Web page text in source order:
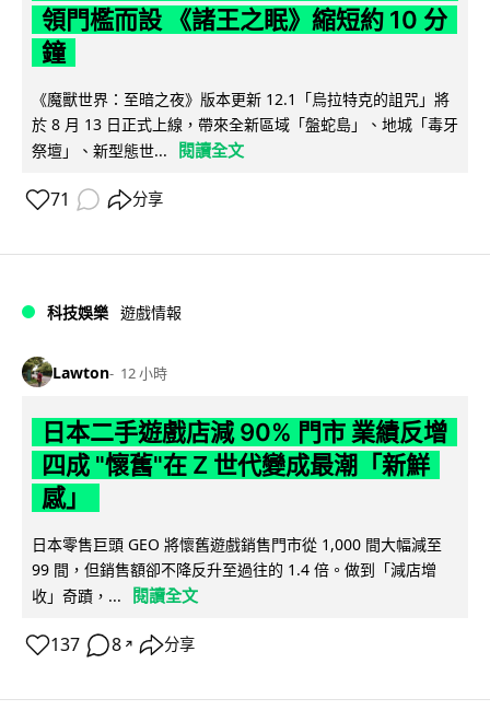
領門檻而設 《諸王之眠》縮短約 10 分
鐘
《魔獸世界：至暗之夜》版本更新 12.1「烏拉特克的詛咒」將
於 8 月 13 日正式上線，帶來全新區域「盤蛇島」、地城「毒牙
祭壇」、新型態世...
閱讀全文
71 分享
科技娛樂 遊戲情報
Lawton 12 小時
日本二手遊戲店減 90% 門市 業績反增
四成 "懷舊"在 Z 世代變成最潮「新鮮
感」
日本零售巨頭 GEO 將懷舊遊戲銷售門市從 1,000 間大幅減至
99 間，但銷售額卻不降反升至過往的 1.4 倍。做到「減店增
收」奇蹟，...
閱讀全文
137 8 ↗ 分享